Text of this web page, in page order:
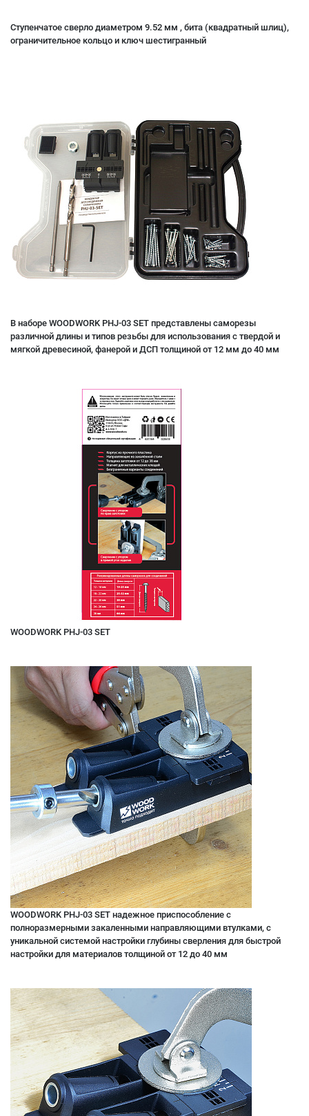
Ступенчатое сверло диаметром 9.52 мм , бита (квадратный шлиц),
ограничительное кольцо и ключ шестигранный
В наборе WOODWORK PHJ-03 SET представлены саморезы
различной длины и типов резьбы для использования с твердой и
мягкой древесиной, фанерой и ДСП толщиной от 12 мм до 40 мм
WOODWORK PHJ-03 SET
WOODWORK PHJ-03 SET надежное приспособление с
полноразмерными закаленными направляющими втулками, с
уникальной системой настройки глубины сверления для быстрой
настройки для материалов толщиной от 12 до 40 мм